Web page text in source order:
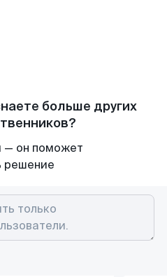
больше других
— он поможет
решение